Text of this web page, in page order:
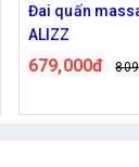
Máy massage
heo 6 đầu
434,000đ